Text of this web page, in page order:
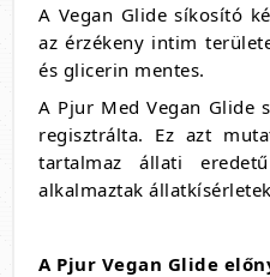
A Vegan Glide síkosító
az érzékeny intim
és glicerin mentes.
A Pjur Med Vegan Glide
regisztrálta. Ez azt
tartalmaz állati
alkalmaztak
A Pjur Vegan Glide